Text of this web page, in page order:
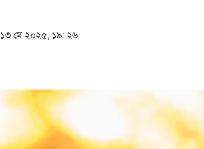
১৩ মে ২০২৫, ১৯: ২৬